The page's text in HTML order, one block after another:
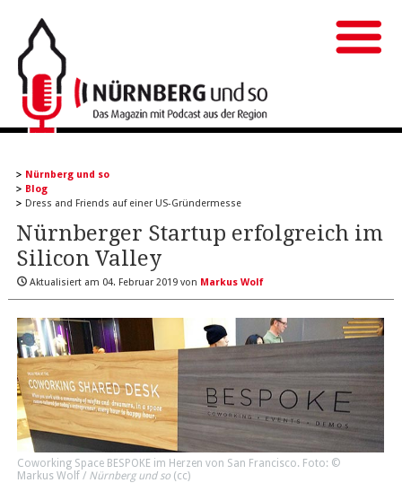
Nürnberg und so
Blog
Dress and Friends auf einer US-Gründermesse
Nürnberger Startup erfolgreich im
Silicon Valley
Aktualisiert am 04. Februar 2019von Markus Wolf
Coworking Space BESPOKEim Herzen von San Francisco. Foto: ©
Markus Wolf / Nürnberg und so(cc)